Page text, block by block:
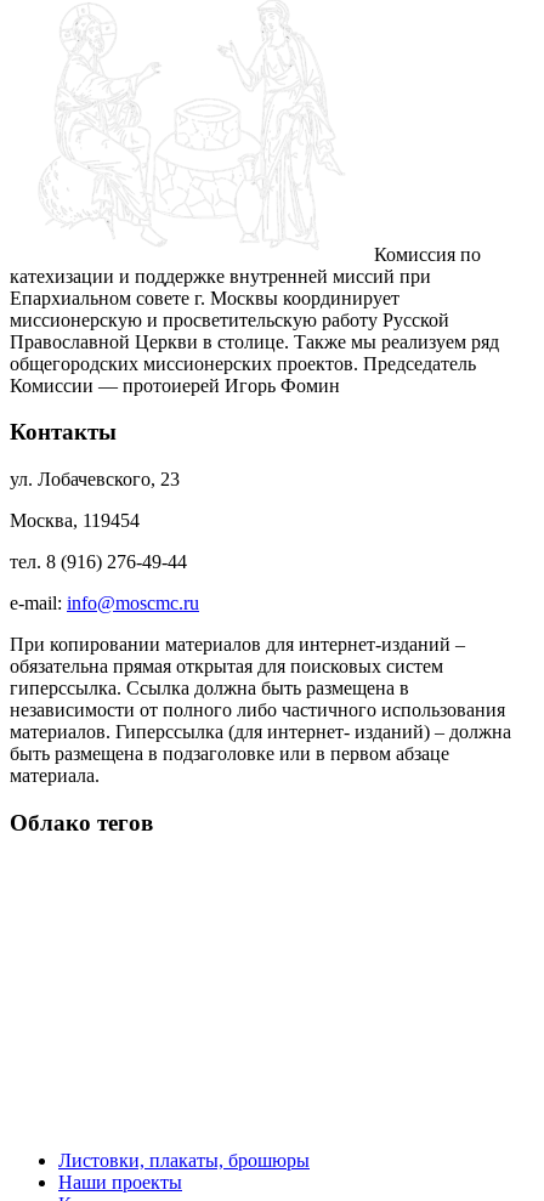
Комиссия по
катехизации и поддержке внутренней миссий при
Епархиальном совете г. Москвы координирует
миссионерскую и просветительскую работу Русской
Православной Церкви в столице. Также мы реализуем ряд
общегородских миссионерских проектов. Председатель
Комиссии — протоиерей Игорь Фомин
Контакты
ул. Лобачевского, 23
Москва, 119454
тел. 8 (916) 276-49-44
e-mail: info@moscmc.ru
При копировании материалов для интернет-изданий –
обязательна прямая открытая для поисковых систем
гиперссылка. Ссылка должна быть размещена в
независимости от полного либо частичного использования
материалов. Гиперссылка (для интернет- изданий) – должна
быть размещена в подзаголовке или в первом абзаце
материала.
Облако тегов
Листовки, плакаты, брошюры
Наши проекты